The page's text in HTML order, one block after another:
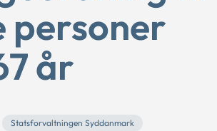
år
Statsforvaltningen Syddanmark